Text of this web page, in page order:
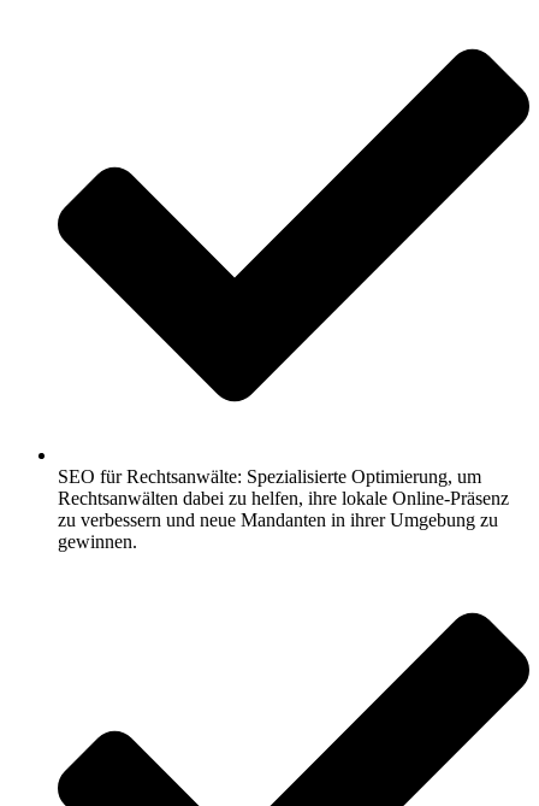
SEO für Rechtsanwälte: Spezialisierte Optimierung, um
Rechtsanwälten dabei zu helfen, ihre lokale Online-Präsenz
zu verbessern und neue Mandanten in ihrer Umgebung zu
gewinnen.